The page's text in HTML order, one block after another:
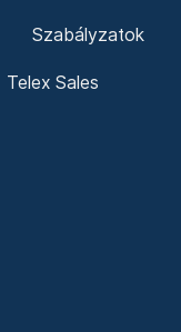
Szabályzatok
Telex Sales